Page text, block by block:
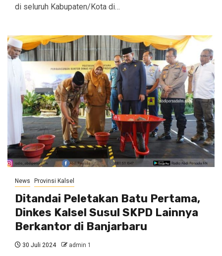
di seluruh Kabupaten/Kota di…
News Provinsi Kalsel
Ditandai Peletakan Batu Pertama,
Dinkes Kalsel Susul SKPD Lainnya
Berkantor di Banjarbaru
30 Juli 2024 admin 1